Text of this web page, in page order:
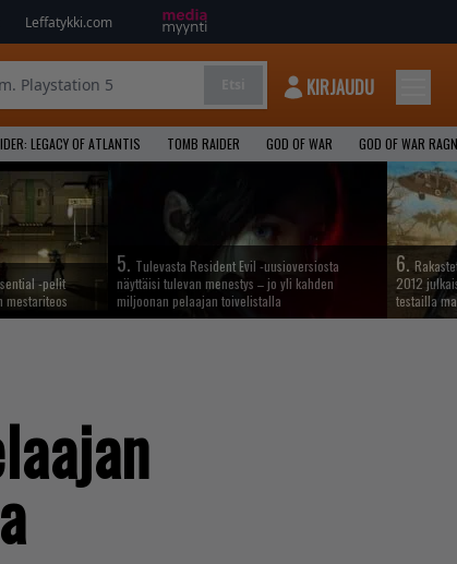
Leffatykki.com
KIRJAUDU
LEGACY OF ATLANTIS TOMB RAIDER GOD OF WAR GOD OF WAR
-pelit
mestariteos
5. Tulevasta Resident Evil -uusioversiosta
näyttäisi tulevan menestys – jo yli kahden
miljoonan pelaajan toivelistalla
6.
2012
testailla